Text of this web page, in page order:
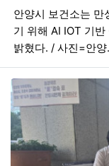
안양시 보건소는 만
기 위해 AI IOT 기
밝혔다. / 사진=안